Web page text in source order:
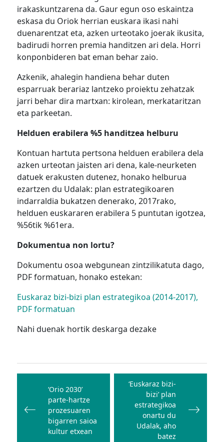
irakaskuntzarena da. Gaur egun oso eskaintza
eskasa du Oriok herrian euskara ikasi nahi
duenarentzat eta, azken urteotako joerak ikusita,
badirudi horren premia handitzen ari dela. Horri
konponbideren bat eman behar zaio.
Azkenik, ahalegin handiena behar duten
esparruak berariaz lantzeko proiektu zehatzak
jarri behar dira martxan: kirolean, merkataritzan
eta parkeetan.
Helduen erabilera %5 handitzea helburu
Kontuan hartuta pertsona helduen erabilera dela
azken urteotan jaisten ari dena, kale-neurketen
datuek erakusten dutenez, honako helburua
ezartzen du Udalak: plan estrategikoaren
indarraldia bukatzen denerako, 2017rako,
helduen euskararen erabilera 5 puntutan igotzea,
%56tik %61era.
Dokumentua non lortu?
Dokumentu osoa webgunean zintzilikatuta dago,
PDF formatuan, honako estekan:
Euskaraz bizi-bizi plan estrategikoa (2014-2017),
PDF formatuan
Nahi duenak hortik deskarga dezake
Bidalketetan
zehar
nabigatu
‘Orio 2030’
parte-hartze
prozesuaren
bigarren saioa
kultur etxean
‘Euskaraz bizi-
bizi’ plan
estrategikoa
onartu du
Udalak, aho
batez